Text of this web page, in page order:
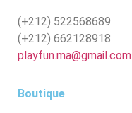
(+212) 522568689
(+212) 662128918
playfun.ma@gmail.com
Boutique